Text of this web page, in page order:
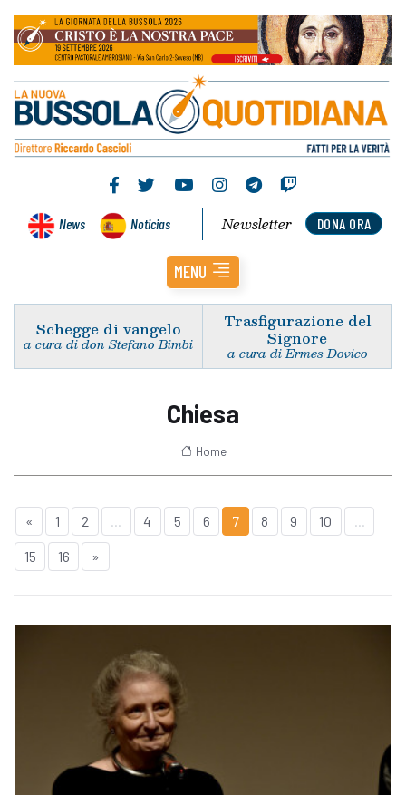
News Noticias DONA ORA
Newsletter
MENU
Schegge di vangelo
a cura di don Stefano Bimbi
Trasfigurazione del
Signore
a cura di Ermes Dovico
Chiesa
Home
« 1 2 4 5 6 7 8 9 10
15 16 »